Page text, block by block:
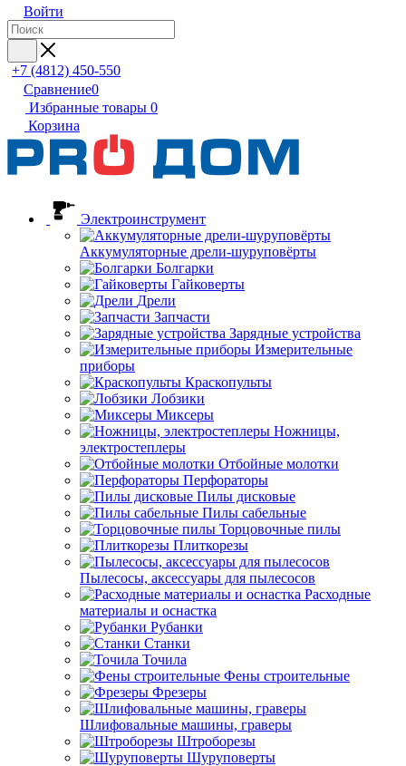
Войти
+7 (4812) 450-550
Сравнение0
Избранные товары 0
Корзина
Электроинструмент
Аккумуляторные дрели-шуруповёрты
Болгарки
Гайковерты
Дрели
Запчасти
Зарядные устройства
Измерительные
приборы
Краскопульты
Лобзики
Миксеры
Ножницы,
электростеплеры
Отбойные молотки
Перфораторы
Пилы дисковые
Пилы сабельные
Торцовочные пилы
Плиткорезы
Пылесосы, аксессуары для пылесосов
Расходные
материалы и оснастка
Рубанки
Станки
Точила
Фены строительные
Фрезеры
Шлифовальные машины, граверы
Штроборезы
Шуруповерты